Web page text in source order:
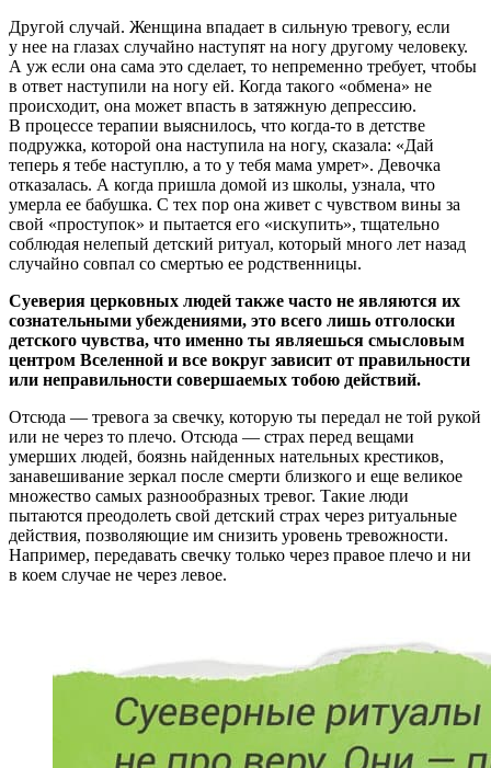
Другой случай. Женщина впадает в сильную тревогу, если
у нее на глазах случайно наступят на ногу другому человеку.
А уж если она сама это сделает, то непременно требует, чтобы
в ответ наступили на ногу ей. Когда такого «обмена» не
происходит, она может впасть в затяжную депрессию.
В процессе терапии выяснилось, что когда-то в детстве
подружка, которой она наступила на ногу, сказала: «Дай
теперь я тебе наступлю, а то у тебя мама умрет». Девочка
отказалась. А когда пришла домой из школы, узнала, что
умерла ее бабушка. С тех пор она живет с чувством вины за
свой «проступок» и пытается его «искупить», тщательно
соблюдая нелепый детский ритуал, который много лет назад
случайно совпал со смертью ее родственницы.
Суеверия церковных людей также часто не являются их
сознательными убеждениями, это всего лишь отголоски
детского чувства, что именно ты являешься смысловым
центром Вселенной и все вокруг зависит от правильности
или неправильности совершаемых тобою действий.
Отсюда — тревога за свечку, которую ты передал не той рукой
или не через то плечо. Отсюда — страх перед вещами
умерших людей, боязнь найденных нательных крестиков,
занавешивание зеркал после смерти близкого и еще великое
множество самых разнообразных тревог. Такие люди
пытаются преодолеть свой детский страх через ритуальные
действия, позволяющие им снизить уровень тревожности.
Например, передавать свечку только через правое плечо и ни
в коем случае не через левое.